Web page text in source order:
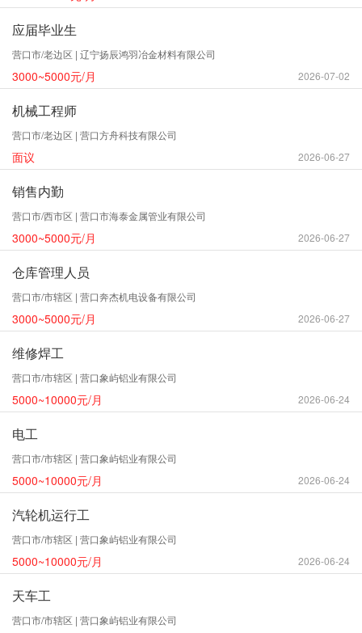
应届毕业生
营口市/老边区 | 辽宁扬辰鸿羽冶金材料有限公司
3000~5000元/月 2026-07-02
机械工程师
营口市/老边区 | 营口方舟科技有限公司
面议 2026-06-27
销售内勤
营口市/西市区 | 营口市海泰金属管业有限公司
3000~5000元/月 2026-06-27
仓库管理人员
营口市/市辖区 | 营口奔杰机电设备有限公司
3000~5000元/月 2026-06-27
维修焊工
营口市/市辖区 | 营口象屿铝业有限公司
5000~10000元/月 2026-06-24
电工
营口市/市辖区 | 营口象屿铝业有限公司
5000~10000元/月 2026-06-24
汽轮机运行工
营口市/市辖区 | 营口象屿铝业有限公司
5000~10000元/月 2026-06-24
天车工
营口市/市辖区 | 营口象屿铝业有限公司